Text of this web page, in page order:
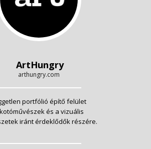
ArtHungry
arthungry.com
portfólió építő felület
és a vizuális
iránt érdeklődők részére.